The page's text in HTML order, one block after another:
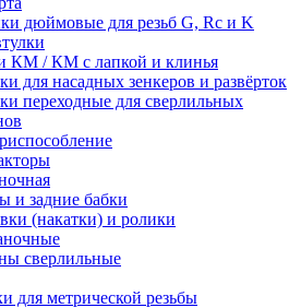
дюймовые для резьб G, Rc и K
КМ / КМ с лапкой и клинья
для насадных зенкеров и развёрток
переходные для сверлильных
и задние бабки
(накатки) и ролики
сверлильные
для метрической резьбы